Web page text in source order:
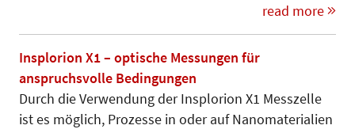
read more
Insplorion X1 – optische Messungen für
anspruchsvolle Bedingungen
Durch die Verwendung der Insplorion X1 Messzelle
ist es möglich, Prozesse in oder auf Nanomaterialien